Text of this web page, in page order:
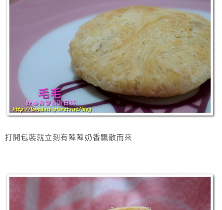
打開包裝就立刻有陣陣奶香飄散而來